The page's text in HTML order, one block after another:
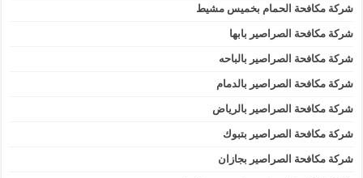
شركة مكافحة الحمام بخميس مشيط
شركة مكافحة الصراصير بابها
شركة مكافحة الصراصير بالباحه
شركة مكافحة الصراصير بالدمام
شركة مكافحة الصراصير بالرياض
شركة مكافحة الصراصير بتبوك
شركة مكافحة الصراصير بجازان